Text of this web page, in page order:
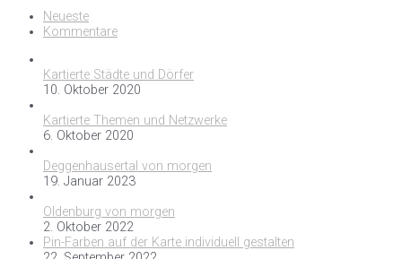
Neueste
Kommentare
Kartierte Städte und Dörfer
10. Oktober 2020
Kartierte Themen und Netzwerke
6. Oktober 2020
Deggenhausertal von morgen
19. Januar 2023
Oldenburg von morgen
2. Oktober 2022
Pin-Farben auf der Karte individuell gestalten